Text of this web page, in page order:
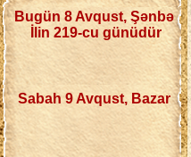
Bugün 8 Avqust, Şənbə
İlin 219-cu günüdür
Sabah 9 Avqust, Bazar